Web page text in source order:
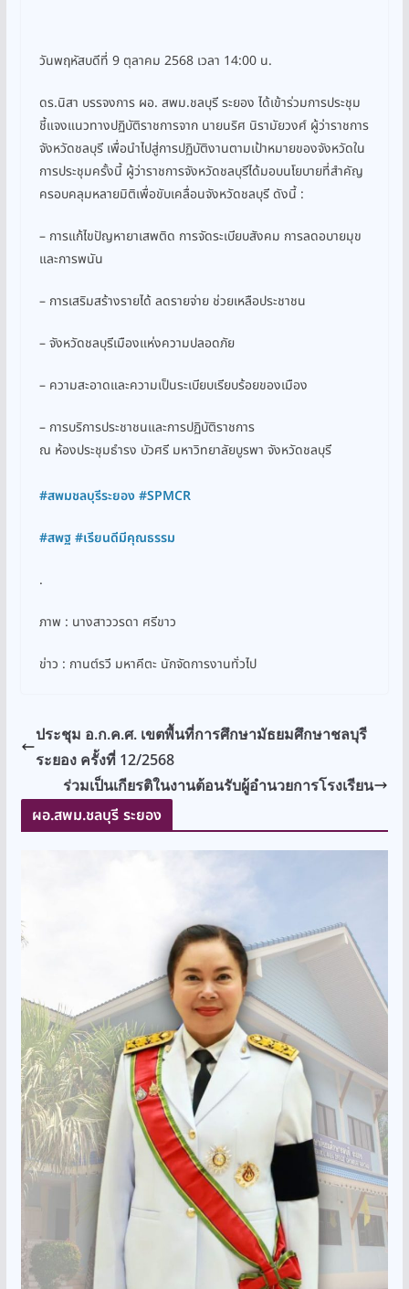
วันพฤหัสบดีที่ 9 ตุลาคม 2568 เวลา 14:00 น.
ดร.นิสา บรรจงการ ผอ. สพม.ชลบุรี ระยอง ได้เข้าร่วมการประชุม
ชี้แจงแนวทางปฏิบัติราชการจาก นายนริศ นิรามัยวงศ์ ผู้ว่าราชการ
จังหวัดชลบุรี เพื่อนำไปสู่การปฏิบัติงานตามเป้าหมายของจังหวัดใน
การประชุมครั้งนี้ ผู้ว่าราชการจังหวัดชลบุรีได้มอบนโยบายที่สำคัญ
ครอบคลุมหลายมิติเพื่อขับเคลื่อนจังหวัดชลบุรี ดังนี้ :
– การแก้ไขปัญหายาเสพติด การจัดระเบียบสังคม การลดอบายมุข
และการพนัน
– การเสริมสร้างรายได้ ลดรายจ่าย ช่วยเหลือประชาชน
– จังหวัดชลบุรีเมืองแห่งความปลอดภัย
– ความสะอาดและความเป็นระเบียบเรียบร้อยของเมือง
– การบริการประชาชนและการปฏิบัติราชการ
ณ ห้องประชุมธำรง บัวศรี มหาวิทยาลัยบูรพา จังหวัดชลบุรี
#สพมชลบุรีระยอง #SPMCR
#สพฐ #เรียนดีมีคุณธรรม
.
ภาพ : นางสาววรดา ศรีขาว
ข่าว : กานต์รวี มหาคีตะ นักจัดการงานทั่วไป
ประชุม อ.ก.ค.ศ. เขตพื้นที่การศึกษามัธยมศึกษาชลบุรี
ระยอง ครั้งที่ 12/2568
ร่วมเป็นเกียรติในงานต้อนรับผู้อำนวยการโรงเรียน
ผอ.สพม.ชลบุรี ระยอง